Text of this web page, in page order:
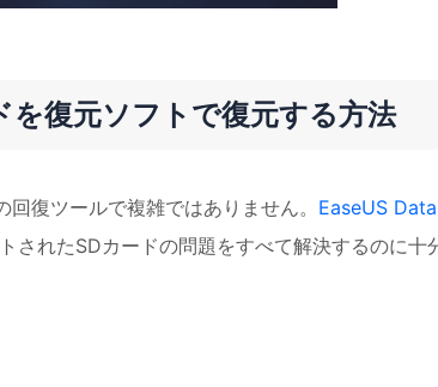
復元ソフトで復元する方法
復ツールで複雑ではありません。 EaseUS Data
されたSDカードの問題をすべて解決するのに十